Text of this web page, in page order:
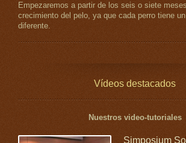
Empezaremos a partir de los seis o siete
crecimiento del pelo, ya que cada perro tiene
diferente.
Vídeos destacados
Nuestros video-tutoriales
Simposium